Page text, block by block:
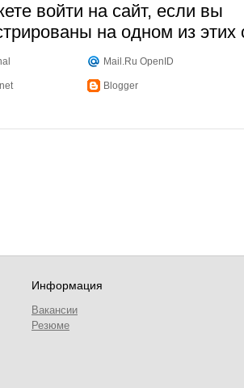
войти на сайт, если вы
на одном из этих
Mail.Ru OpenID
Blogger
Информация
Вакансии
Резюме